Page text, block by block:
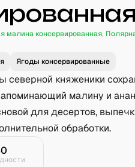
малина консервированная,
Ягоды консервированные
северной княженики
малину и
для десертов,
обработки.